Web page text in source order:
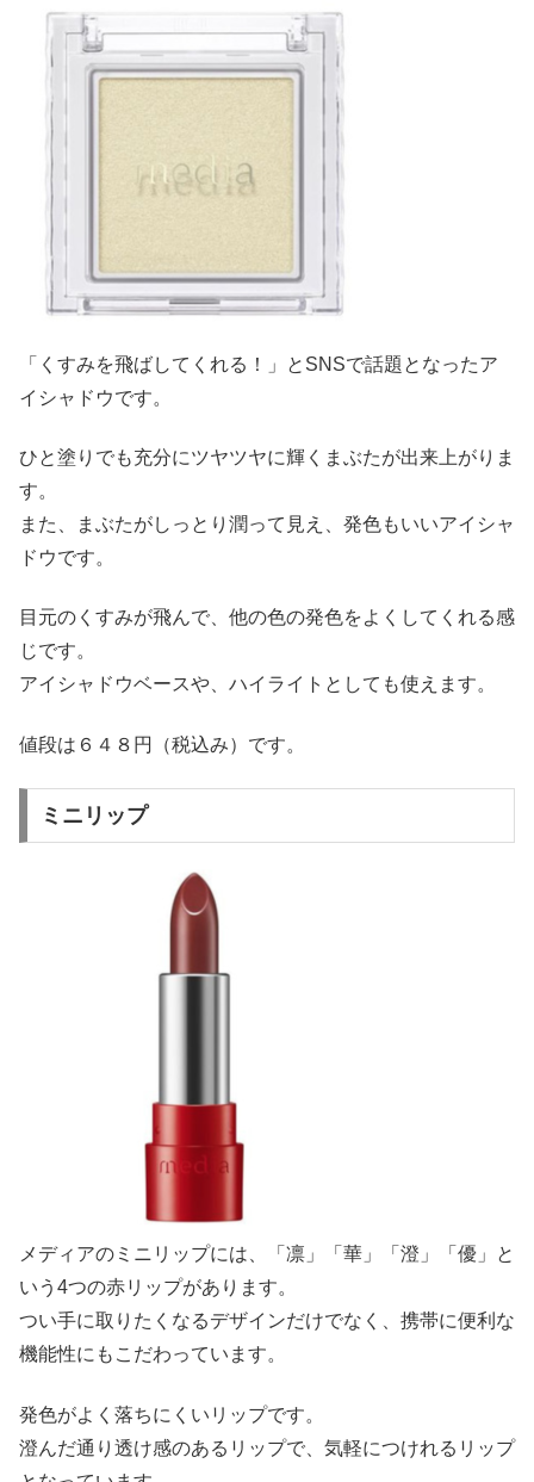
「くすみを飛ばしてくれる！」とSNSで話題となったア
イシャドウです。
ひと塗りでも充分にツヤツヤに輝くまぶたが出来上がりま
す。
また、まぶたがしっとり潤って見え、発色もいいアイシャ
ドウです。
目元のくすみが飛んで、他の色の発色をよくしてくれる感
じです。
アイシャドウベースや、ハイライトとしても使えます。
値段は６４８円（税込み）です。
ミニリップ
メディアのミニリップには、「凛」「華」「澄」「優」と
いう4つの赤リップがあります。
つい手に取りたくなるデザインだけでなく、携帯に便利な
機能性にもこだわっています。
発色がよく落ちにくいリップです。
澄んだ通り透け感のあるリップで、気軽につけれるリップ